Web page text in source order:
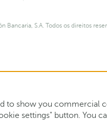
Bancaria, S.A. Todos os direitos
show you commercial
settings" button. You